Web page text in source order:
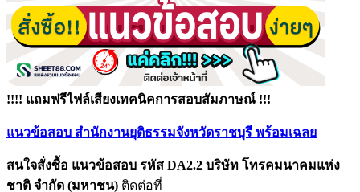
!!!! แถมฟรีไฟล์เสียงเทคนิคการสอบสัมภาษณ์ !!!
แนวข้อสอบ สำนักงานยุติธรรมจังหวัดราชบุรี พร้อมเฉลย
สนใจสั่งซื้อ แนวข้อสอบ รหัส DA2.2 บริษัท โทรคมนาคมแห่ง
ชาติ จำกัด (มหาชน) ติดต่อที่